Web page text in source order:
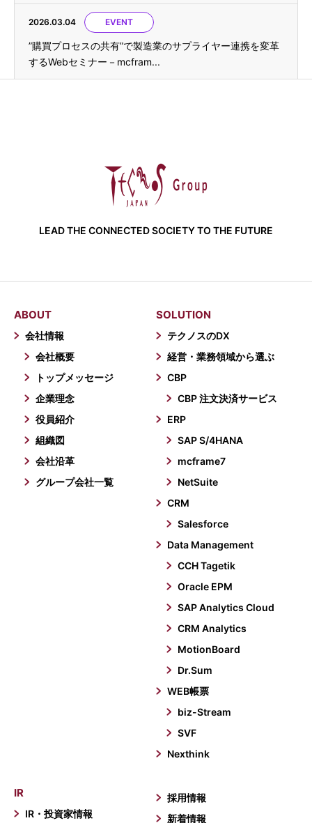
2026.03.04 EVENT
”購買プロセスの共有”で製造業のサプライヤー連携を変革
するWebセミナー－mcfram...
LEAD THE CONNECTED SOCIETY TO THE FUTURE
ABOUT
会社情報
会社概要
トップメッセージ
企業理念
役員紹介
組織図
会社沿革
グループ会社一覧
SOLUTION
テクノスのDX
経営・業務領域から選ぶ
CBP
CBP 注文決済サービス
ERP
SAP S/4HANA
mcframe7
NetSuite
CRM
Salesforce
Data Management
CCH Tagetik
Oracle EPM
SAP Analytics Cloud
CRM Analytics
MotionBoard
Dr.Sum
WEB帳票
biz-Stream
SVF
Nexthink
IR
IR・投資家情報
採用情報
新着情報